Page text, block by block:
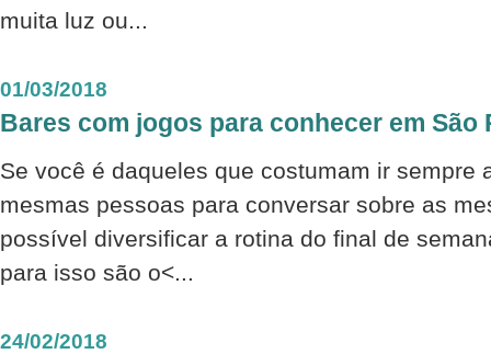
muita luz ou...
01/03/2018
Bares com jogos para conhecer em São
Se você é daqueles que costumam ir sempre
mesmas pessoas para conversar sobre as
possível diversificar a rotina do final de
para isso são o<...
24/02/2018